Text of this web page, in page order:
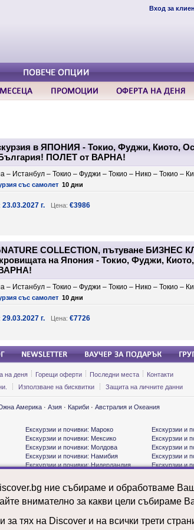
Вход за
в ЯПОНИЯ - Токио, Фуджи, Киото,
ПОЛЕТ от ВАРНА!
– Истанбул – Токио – Фуджи – Токио – Нико – Токио –
със самолет 10 дни
23.03.2027 г. Цена: €3986
COLLECTION, пътуване БИЗНЕС
на Япония - Токио, Фуджи,
– Истанбул – Токио – Фуджи – Токио – Нико – Токио –
със самолет 10 дни
29.03.2027 г. Цена: €7726
на деня Горещи оферти Последни места
Контакти
Използване на бисквитки Защита на личните данни
Америка · Азия · Кариби · Австралия и Океания
Екскурзии и почивки: Мароко
Екскурзии и почивки: Мексико
Екскурзии и почивки: Молдова
Екскурзии и почивки: Намибия
Екскурзии и почивки: Нидерландия
Екскурзии и почивки: Панама
Екскурзии и почивки: Полша
Екскурзии и почивки: Португалия
Екскурзии и почивки: Румъния
Екскурзии и
Екскурзии и
Екскурзии и
Екскурзии и
Екскурзии и
Екскурзии и
Екскурзии и
Екскурзии и
Екскурзии и
Екскурзии и
ние събираме и обработваме
внимателно за какви цели събираме
тях на Discover и на всички трети